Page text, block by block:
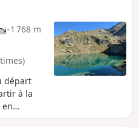
-1 768 m
départ
à la
Lacs de